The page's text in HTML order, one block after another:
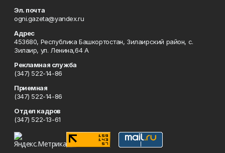
Эл. почта
ogni.gazeta@yandex.ru
Адрес
453680, Республика Башкортостан, Зилаирский район, с.
Зилаир, ул. Ленина,64 А
Рекламная служба
(347) 522-14-86
Приемная
(347) 522-14-86
Отдел кадров
(347) 522-13-61